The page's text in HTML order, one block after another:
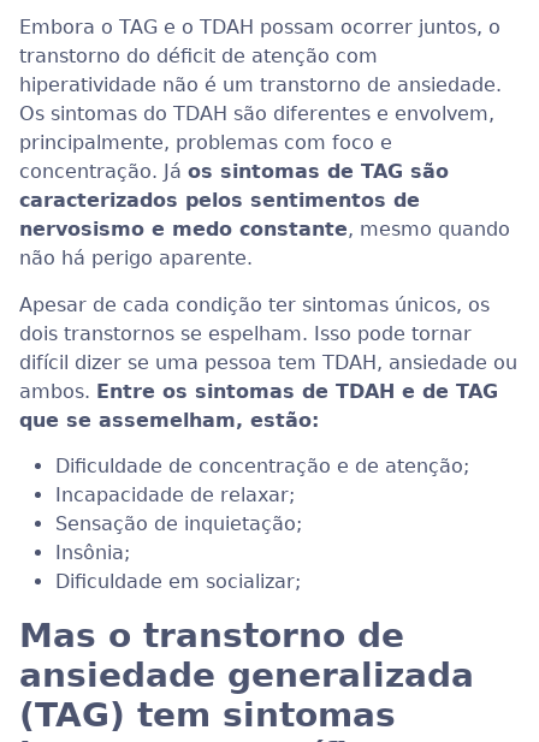
Embora o TAG e o TDAH possam ocorrer juntos, o
transtorno do déficit de atenção com
hiperatividade não é um transtorno de ansiedade.
Os sintomas do TDAH são diferentes e envolvem,
principalmente, problemas com foco e
concentração. Já os sintomas de TAG são
caracterizados pelos sentimentos de
nervosismo e medo constante, mesmo quando
não há perigo aparente.
Apesar de cada condição ter sintomas únicos, os
dois transtornos se espelham. Isso pode tornar
difícil dizer se uma pessoa tem TDAH, ansiedade ou
ambos. Entre os sintomas de TDAH e de TAG
que se assemelham, estão:
Dificuldade de concentração e de atenção;
Incapacidade de relaxar;
Sensação de inquietação;
Insônia;
Dificuldade em socializar;
Mas o transtorno de
ansiedade generalizada
(TAG) tem sintomas